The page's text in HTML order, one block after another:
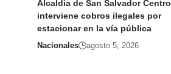
Alcaldía de San Salvador Centro
interviene cobros ilegales por
estacionar en la vía pública
Nacionales agosto 5, 2026